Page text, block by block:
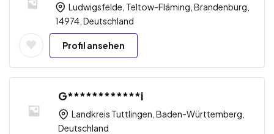
Ludwigsfelde, Teltow-Fläming, Brandenburg,
14974, Deutschland
Profil ansehen
G************i
Landkreis Tuttlingen, Baden-Württemberg,
Deutschland